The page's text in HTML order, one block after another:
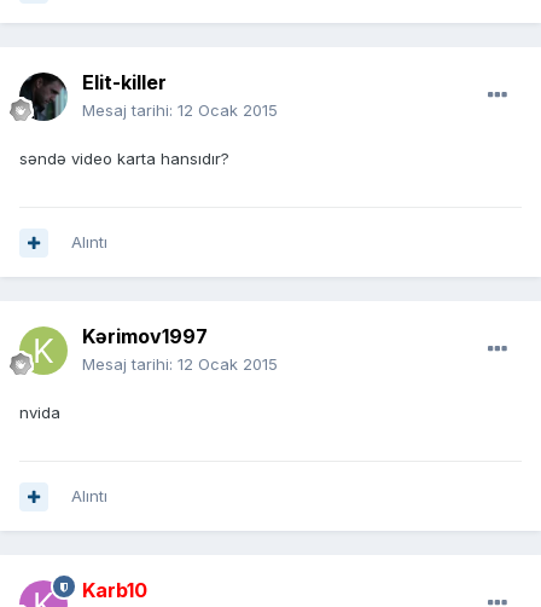
Elit-killer
Mesaj tarihi: 12 Ocak 2015
səndə video karta hansıdır?
Alıntı
Kərimov1997
Mesaj tarihi: 12 Ocak 2015
nvida
Alıntı
Karb10